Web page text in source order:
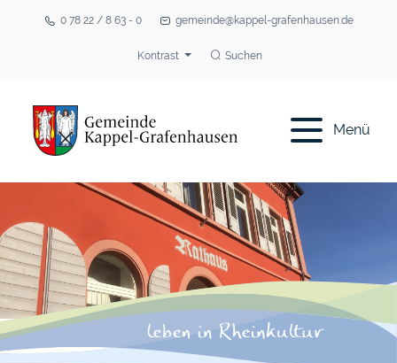
0 78 22 / 8 63 - 0 gemeinde@kappel-grafenhausen.de
Kontrast Suchen
Menü